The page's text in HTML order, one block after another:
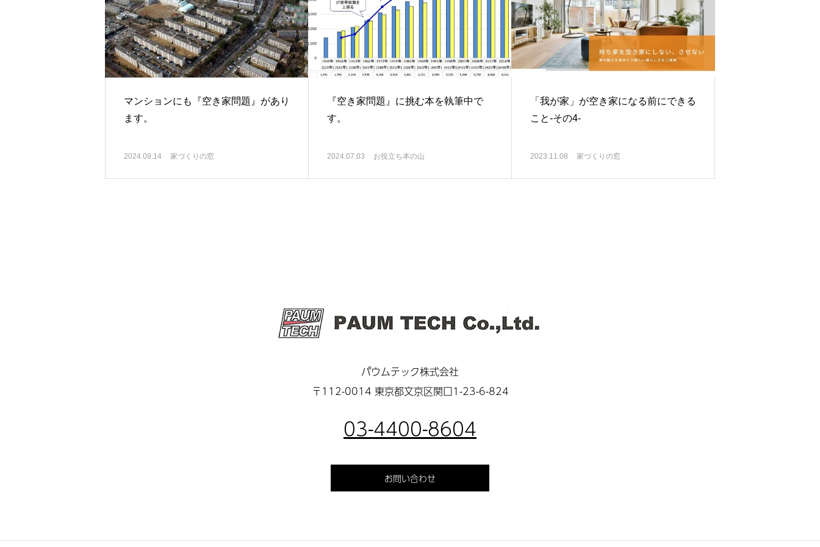
マンションにも『空き家問題』があり
ます。
2024.09.14 家づくりの窓
『空き家問題』に挑む本を執筆中で
す。
2024.07.03 お役立ち本の山
「我が家」が空き家になる前にできる
こと-その4-
2023.11.08 家づくりの窓
パウムテック株式会社
〒112-0014 東京都文京区関口1-23-6-824
03-4400-8604
お問い合わせ